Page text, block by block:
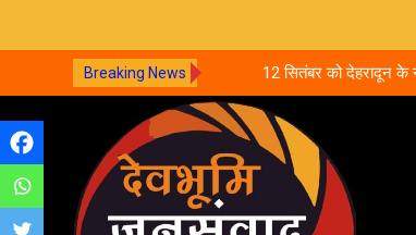
Breaking News
का नहीं हुआ
अटकी
12 सितंबर को देहरादून के
आपसी सहमति से होगा मुकदमों का
to
content